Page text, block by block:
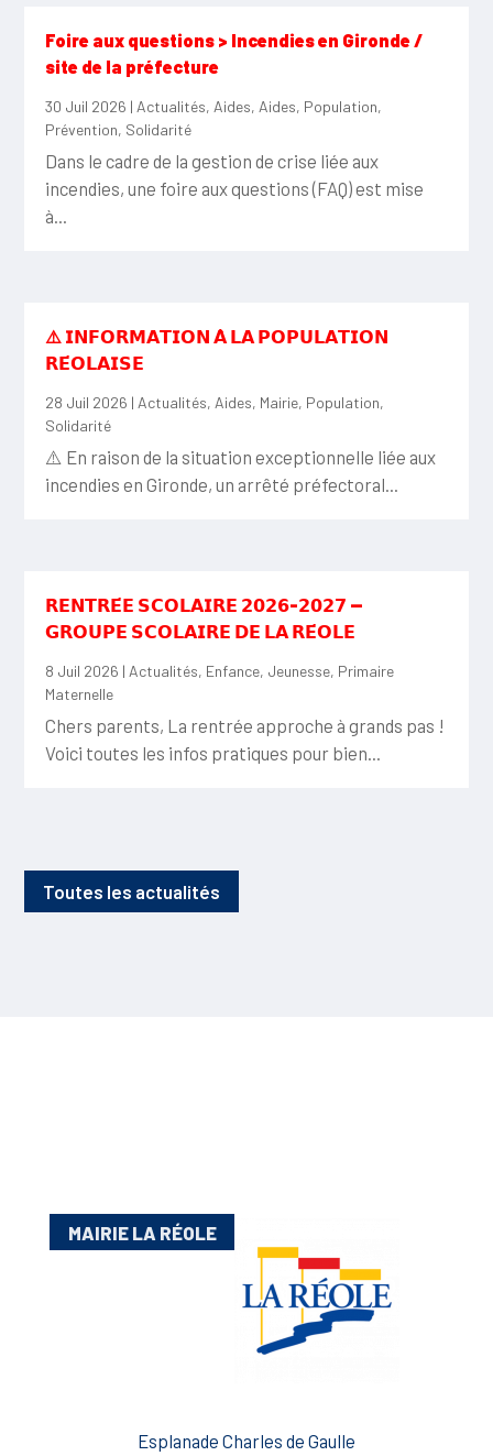
Foire aux questions > Incendies en Gironde /
site de la préfecture
30 Juil 2026 | Actualités, Aides, Aides, Population,
Prévention, Solidarité
Dans le cadre de la gestion de crise liée aux
incendies, une foire aux questions (FAQ) est mise
à...
⚠️ 𝗜𝗡𝗙𝗢𝗥𝗠𝗔𝗧𝗜𝗢𝗡 𝗔̀ 𝗟𝗔 𝗣𝗢𝗣𝗨𝗟𝗔𝗧𝗜𝗢𝗡
𝗥𝗘́𝗢𝗟𝗔𝗜𝗦𝗘
28 Juil 2026 | Actualités, Aides, Mairie, Population,
Solidarité
⚠️ En raison de la situation exceptionnelle liée aux
incendies en Gironde, un arrêté préfectoral...
𝗥𝗘𝗡𝗧𝗥𝗘́𝗘 𝗦𝗖𝗢𝗟𝗔𝗜𝗥𝗘 𝟮𝟬𝟮𝟲-𝟮𝟬𝟮𝟳 —
𝗚𝗥𝗢𝗨𝗣𝗘 𝗦𝗖𝗢𝗟𝗔𝗜𝗥𝗘 𝗗𝗘 𝗟𝗔 𝗥𝗘́𝗢𝗟𝗘
8 Juil 2026 | Actualités, Enfance, Jeunesse, Primaire
Maternelle
Chers parents, La rentrée approche à grands pas !
Voici toutes les infos pratiques pour bien...
Toutes les actualités
MAIRIE LA RÉOLE
Esplanade Charles de Gaulle